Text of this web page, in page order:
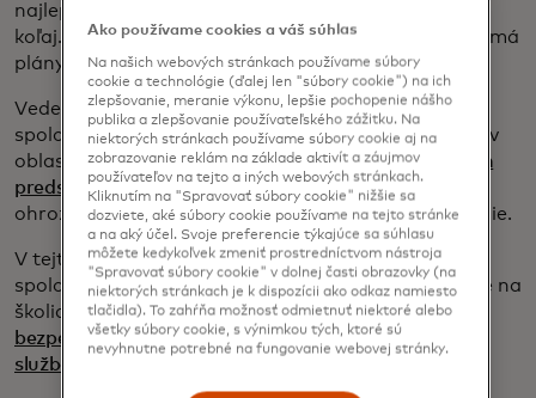
najlepšie premyslené stratégie padnú na vedľajšiu
koľaj. Ako raz pamätne povedal Mike Tyson: „Každý má
plány, kým ho prvýkrát netrafí.“
Vedenie spoločností sa tiež musí zorientovať. Hoci
spoločnosti v posledných rokoch sprísnili opatrenia v
oblasti kybernetickej bezpečnosti,mnohí členovia ich
predstavenstvanechápu túto výzvu, ktorá by mohla
ohroziť ich prevádzku a paralyzovať ich rozhodovanie.
V tejto fáze musí mať každý člen predstavenstva
spoločnosti prehľad o základoch, a preto pracujeme na
školiacom programe sAgentúrou pre kybernetickú
bezpečnosť a bezpečnosť infraštruktúryaTajnou
službou USA,
Ako používame cookies a váš súhlas
Na našich webových stránkach používame súbory
cookie a technológie (ďalej len "súbory cookie") na ich
zlepšovanie, meranie výkonu, lepšie pochopenie nášho
publika a zlepšovanie používateľského zážitku. Na
niektorých stránkach používame súbory cookie aj na
zobrazovanie reklám na základe aktivít a záujmov
používateľov na tejto a iných webových stránkach.
Kliknutím na "Spravovať súbory cookie" nižšie sa
dozviete, aké súbory cookie používame na tejto stránke
a na aký účel. Svoje preferencie týkajúce sa súhlasu
môžete kedykoľvek zmeniť prostredníctvom nástroja
"Spravovať súbory cookie" v dolnej časti obrazovky (na
niektorých stránkach je k dispozícii ako odkaz namiesto
tlačidla). To zahŕňa možnosť odmietnuť niektoré alebo
všetky súbory cookie, s výnimkou tých, ktoré sú
nevyhnutne potrebné na fungovanie webovej stránky.